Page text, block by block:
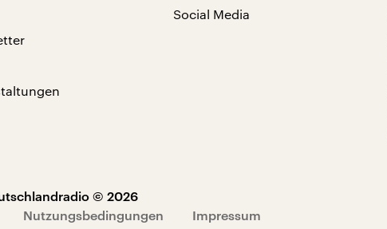
Social Media
© 2026
Nutzungsbedingungen
Impressum